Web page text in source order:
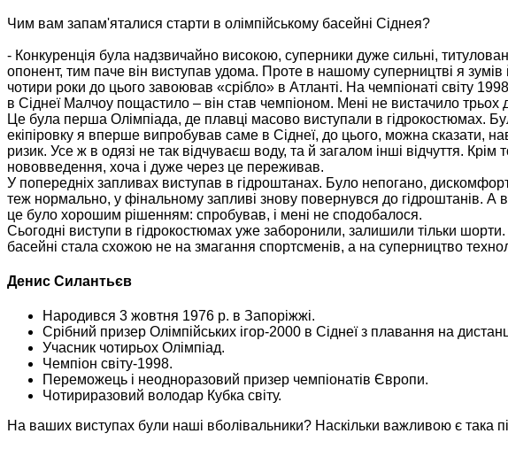
Чим вам запам'яталися старти в олімпійському басейні Сіднея?
- Конкуренція була надзвичайно високою, суперники дуже сильні,
опонент, тим паче він виступав удома. Проте в нашому суперництві я
чотири роки до цього завоював «срібло» в Атланті. На чемпіонаті світу
в Сіднеї Малчоу пощастило – він став чемпіоном. Мені не вистачило трьох
Це була перша Олімпіада, де плавці масово виступали в гідрокостюмах.
екіпіровку я вперше випробував саме в Сіднеї, до цього, можна сказати,
ризик. Усе ж в одязі не так відчуваєш воду, та й загалом інші відчуття.
нововведення, хоча і дуже через це переживав.
У попередніх запливах виступав в гідроштанах. Було непогано,
теж нормально, у фінальному запливі знову повернувся до гідроштанів.
це було хорошим рішенням: спробував, і мені не сподобалося.
Сьогодні виступи в гідрокостюмах уже заборонили, залишили тільки
басейні стала схожою не на змагання спортсменів, а на суперництво
Денис Силантьєв
Народився 3 жовтня 1976 р. в Запоріжжі.
Срібний призер Олімпійських ігор-2000 в Сіднеї з плавання на
Учасник чотирьох Олімпіад.
Чемпіон світу-1998.
Переможець і неодноразовий призер чемпіонатів Європи.
Чотириразовий володар Кубка світу.
На ваших виступах були наші вболівальники? Наскільки важливою є така